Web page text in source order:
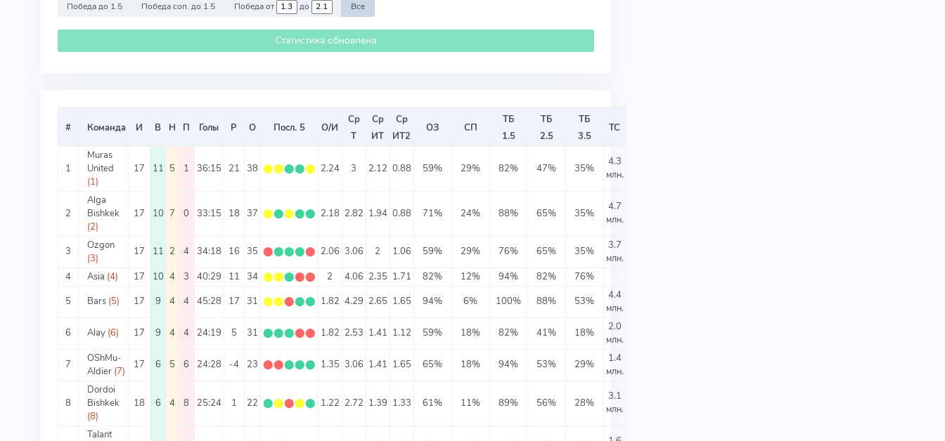
Победа до 1.5 Победа соп. до 1.5 Победа от до Все
Статистика обновлена
# Команда И В Н П Голы Р О Посл. 5 О/И
Ср
Т
Ср
ИТ
Ср
ИТ2
ОЗ СП
ТБ
1.5
ТБ
2.5
ТБ
3.5
ТС
1
Muras
United
(1)
17 11 5 1 36:15 21 38 ⬤⬤⬤⬤⬤ 2.24 3 2.12 0.88 59% 29% 82% 47% 35%
4.3
млн.
2
Alga
Bishkek
(2)
17 10 7 0 33:15 18 37 ⬤⬤⬤⬤⬤ 2.18 2.82 1.94 0.88 71% 24% 88% 65% 35%
4.7
млн.
3
Ozgon
(3)
17 11 2 4 34:18 16 35 ⬤⬤⬤⬤⬤ 2.06 3.06 2 1.06 59% 29% 76% 65% 35%
3.7
млн.
4
Asia (4) 17 10 4 3 40:29 11 34 ⬤⬤⬤⬤⬤ 2 4.06 2.35 1.71 82% 12% 94% 82%
76%
5
Bars (5) 17 9 4 4 45:28 17 31 ⬤⬤⬤⬤⬤ 1.82 4.29 2.65 1.65 94% 6% 100% 88% 53%
4.4
млн.
6
Alay (6) 17 9 4 4 24:19 5 31 ⬤⬤⬤⬤⬤ 1.82 2.53 1.41 1.12 59% 18% 82% 41% 18%
2.0
млн.
7
OShMu-
Aldier (7)
17 6 5 6 24:28 -4 23 ⬤⬤⬤⬤⬤ 1.35 3.06 1.41 1.65 65% 18% 94% 53% 29%
1.4
млн.
8
Dordoi
Bishkek
(8)
18 6 4 8 25:24 1 22 ⬤⬤⬤⬤⬤ 1.22 2.72 1.39 1.33 61% 11% 89% 56% 28%
3.1
млн.
Talant